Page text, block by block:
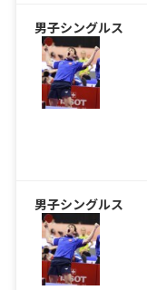
男子シングルス
男子シングルス